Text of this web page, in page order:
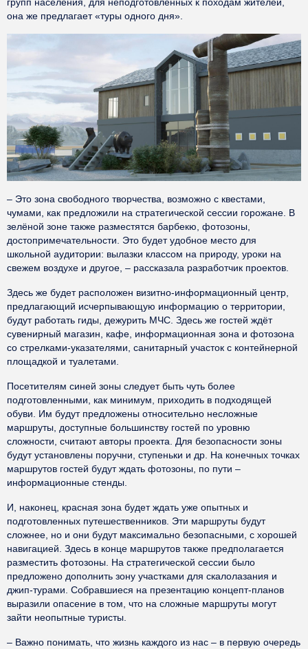
она же предлагает «туры одного дня».
– Это зона свободного творчества, возможно с квестами,
чумами, как предложили на стратегической сессии горожане. В
зелёной зоне также разместятся барбекю, фотозоны,
достопримечательности. Это будет удобное место для
школьной аудитории: вылазки классом на природу, уроки на
свежем воздухе и другое, – рассказала разработчик проектов.
Здесь же будет расположен визитно-информационный центр,
предлагающий исчерпывающую информацию о территории,
будут работать гиды, дежурить МЧС. Здесь же гостей ждёт
сувенирный магазин, кафе, информационная зона и фотозона
со стрелками-указателями, санитарный участок с контейнерной
площадкой и туалетами.
Посетителям синей зоны следует быть чуть более
подготовленными, как минимум, приходить в подходящей
обуви. Им будут предложены относительно несложные
маршруты, доступные большинству гостей по уровню
сложности, считают авторы проекта. Для безопасности зоны
будут установлены поручни, ступеньки и др. На конечных точках
маршрутов гостей будут ждать фотозоны, по пути –
информационные стенды.
И, наконец, красная зона будет ждать уже опытных и
подготовленных путешественников. Эти маршруты будут
сложнее, но и они будут максимально безопасными, с хорошей
навигацией. Здесь в конце маршрутов также предполагается
разместить фотозоны. На стратегической сессии было
предложено дополнить зону участками для скалолазания и
джип-турами. Собравшиеся на презентацию концепт-планов
выразили опасение в том, что на сложные маршруты могут
зайти неопытные туристы.
– Важно понимать, что жизнь каждого из нас – в первую очередь